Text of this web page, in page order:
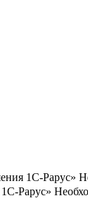
1С-Рарус»
Рарус»